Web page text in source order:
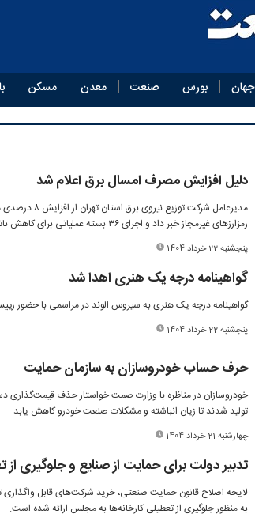
جهان بورس صنعت معدن مسکن
دلیل افزایش مصرف امسال برق اعلام شد
مدیرعامل
رمزارزهای غیرمجاز خبر داد و اجرای ۳۶ بسته عملیاتی برای کاهش ناترازی برق را اعلام کرد.
پنجشنبه 22 خرداد 1404
گواهینامه درجه یک هنری اهدا شد
گواهینامه درجه یک هنری به سیروس الوند در مراسمی با حضور
پنجشنبه 22 خرداد 1404
حرف حساب خودروسازان به سازمان حمایت
خودروسازان در مناظره با وزارت صمت خواستار حذف قیمت‌گذاری
تولید شدند تا زیان انباشته و مشکلات صنعت خودرو کاهش یابد.
چهارشنبه 21 خرداد 1404
تدبیر دولت برای حمایت از صنایع و جلوگیری از
لایحه اصلاح قانون حمایت صنعتی، خرید شرکت‌های قابل
به منظور جلوگیری از تعطیلی کارخانه‌ها به مجلس ارائه شده است.